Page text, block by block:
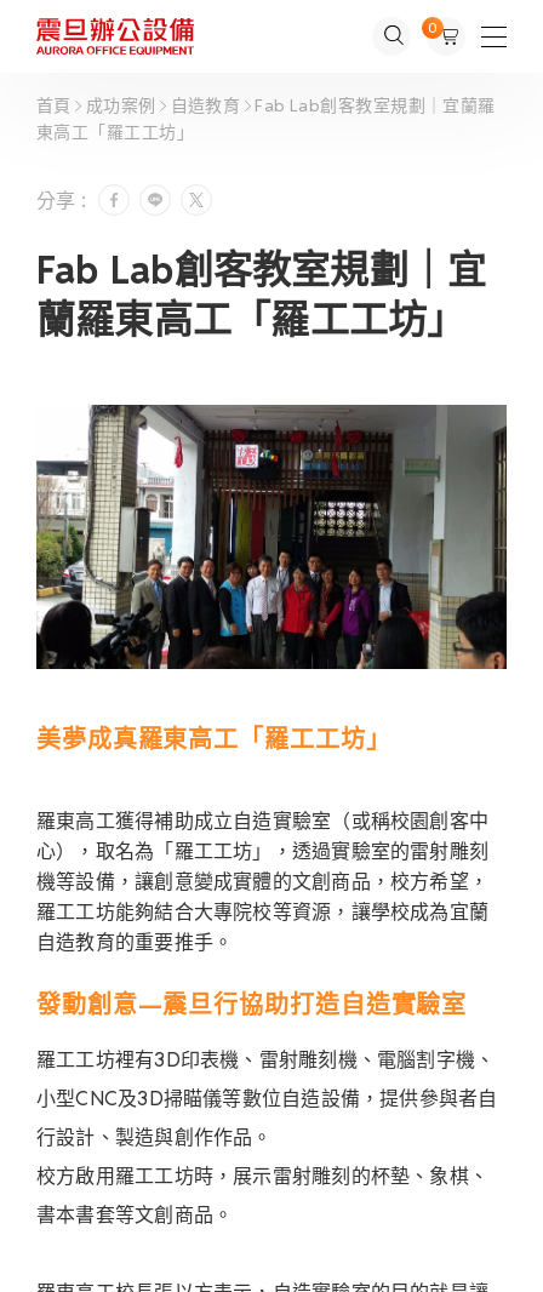
0
首頁 成功案例 自造教育 Fab Lab創客教室規劃｜宜蘭羅
東高工「羅工工坊」
分享 :
Fab Lab創客教室規劃｜宜
蘭羅東高工「羅工工坊」
美夢成真羅東高工「羅工工坊」
羅東高工獲得補助成立自造實驗室（或稱校園創客中
心），取名為「羅工工坊」，透過實驗室的雷射雕刻
機等設備，讓創意變成實體的文創商品，校方希望，
羅工工坊能夠結合大專院校等資源，讓學校成為宜蘭
自造教育的重要推手。
發動創意—震旦行協助打造自造實驗室
羅工工坊裡有3D印表機、雷射雕刻機、電腦割字機、
小型CNC及3D掃瞄儀等數位自造設備，提供參與者自
行設計、製造與創作作品。
校方啟用羅工工坊時，展示雷射雕刻的杯墊、象棋、
書本書套等文創商品。